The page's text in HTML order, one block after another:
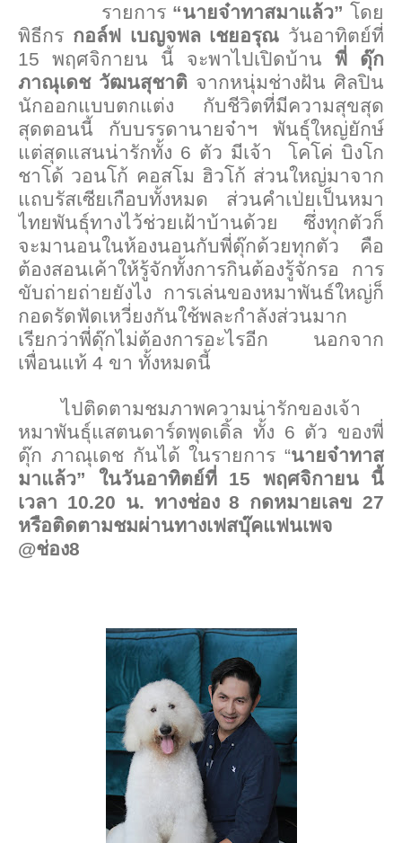
รายการ “นายจ๋าทาสมาแล้ว” โดย
พิธีกร กอล์ฟ เบญจพล เชยอรุณ วันอาทิตย์ที่
15 พฤศจิกายน นี้ จะพาไปเปิดบ้าน พี่ ดุ๊ก
ภาณุเดช วัฒนสุชาติ จากหนุ่มช่างฝัน ศิลปิน
นักออกแบบตกแต่ง กับชีวิตที่มีความสุขสุด
สุดตอนนี้ กับบรรดานายจ๋าฯ พันธุ์ใหญ่ยักษ์
แต่สุดแสนน่ารักทั้ง 6 ตัว มีเจ้า โคโค่ บิงโก
ชาโด้ วอนโก้ คอสโม ฮิวโก้ ส่วนใหญ่มาจาก
แถบรัสเซียเกือบทั้งหมด ส่วนคำเป่ยเป็นหมา
ไทยพันธุ์ทางไว้ช่วยเฝ้าบ้านด้วย ซึ่งทุกตัวก็
จะมานอนในห้องนอนกับพี่ดุ๊กด้วยทุกตัว คือ
ต้องสอนเค้าให้รู้จักทั้งการกินต้องรู้จักรอ การ
ขับถ่ายถ่ายยังไง การเล่นของหมาพันธ์ใหญ่ก็
กอดรัดฟัดเหวี่ยงกันใช้พละกำลังส่วนมาก
เรียกว่าพี่ดุ๊กไม่ต้องการอะไรอีก นอกจาก
เพื่อนแท้ 4 ขา ทั้งหมดนี้
ไปติดตามชมภาพความน่ารักของเจ้า
หมาพันธุ์แสตนดาร์ดพุดเดิ้ล ทั้ง 6 ตัว ของพี่
ดุ๊ก ภาณุเดช กันได้ ในรายการ “นายจ๋าทาส
มาแล้ว” ในวันอาทิตย์ที่ 15 พฤศจิกายน นี้
เวลา 10.20 น. ทางช่อง8 กดหมายเลข27
หรือติดตามชมผ่านทางเฟสบุ๊คแฟนเพจ
@ช่อง8